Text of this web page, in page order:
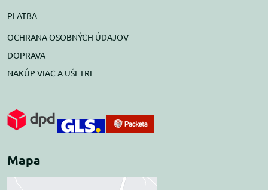
PLATBA
OCHRANA OSOBNÝCH ÚDAJOV
DOPRAVA
NAKÚP VIAC A UŠETRI
Mapa